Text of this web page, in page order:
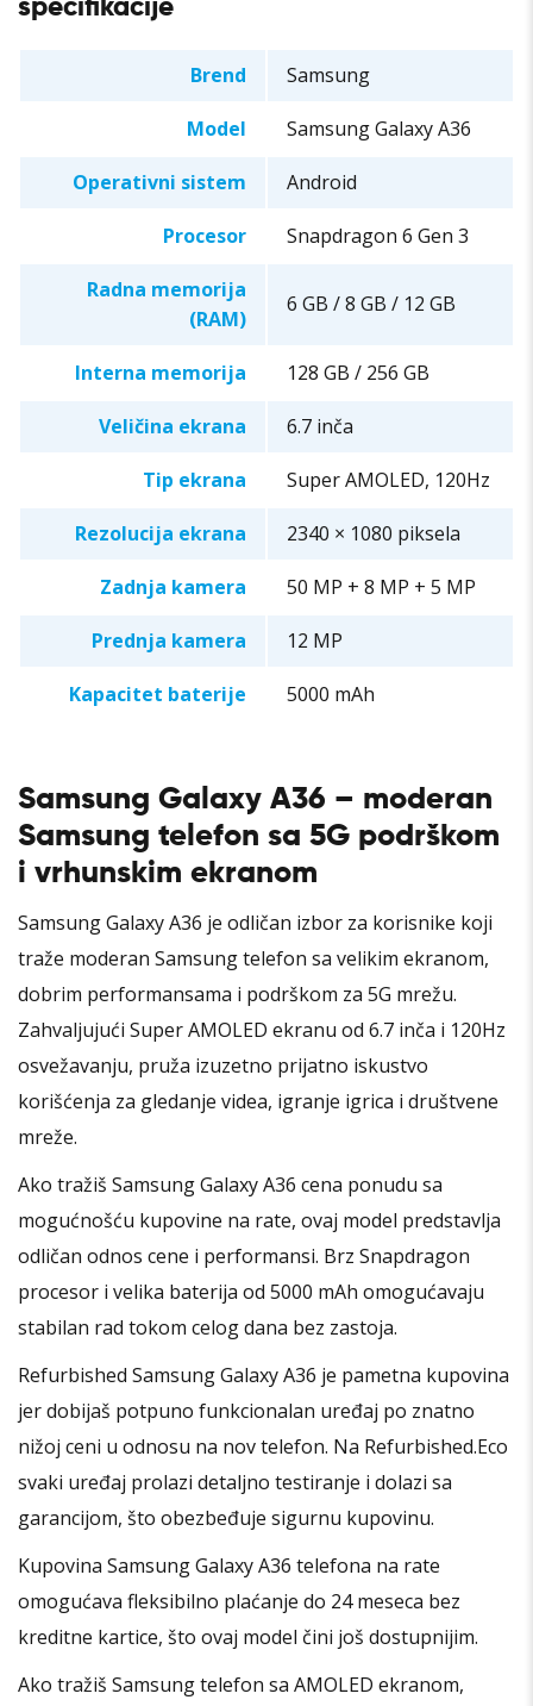
specifikacije
Brend Samsung
Model Samsung Galaxy A36
Operativni sistem Android
Procesor Snapdragon 6 Gen 3
Radna memorija
(RAM)
6 GB / 8 GB / 12 GB
Interna memorija 128 GB / 256 GB
Veličina ekrana 6.7 inča
Tip ekrana Super AMOLED, 120Hz
Rezolucija ekrana 2340 × 1080 piksela
Zadnja kamera 50 MP + 8 MP + 5 MP
Prednja kamera 12 MP
Kapacitet baterije 5000 mAh
Samsung Galaxy A36 – moderan
Samsung telefon sa 5G podrškom
i vrhunskim ekranom
Samsung Galaxy A36 je odličan izbor za korisnike koji
traže moderan Samsung telefon sa velikim ekranom,
dobrim performansama i podrškom za 5G mrežu.
Zahvaljujući Super AMOLED ekranu od 6.7 inča i 120Hz
osvežavanju, pruža izuzetno prijatno iskustvo
korišćenja za gledanje videa, igranje igrica i društvene
mreže.
Ako tražiš Samsung Galaxy A36 cena ponudu sa
mogućnošću kupovine na rate, ovaj model predstavlja
odličan odnos cene i performansi. Brz Snapdragon
procesor i velika baterija od 5000 mAh omogućavaju
stabilan rad tokom celog dana bez zastoja.
Refurbished Samsung Galaxy A36 je pametna kupovina
jer dobijaš potpuno funkcionalan uređaj po znatno
nižoj ceni u odnosu na nov telefon. Na Refurbished.Eco
svaki uređaj prolazi detaljno testiranje i dolazi sa
garancijom, što obezbeđuje sigurnu kupovinu.
Kupovina Samsung Galaxy A36 telefona na rate
omogućava fleksibilno plaćanje do 24 meseca bez
kreditne kartice, što ovaj model čini još dostupnijim.
Ako tražiš Samsung telefon sa AMOLED ekranom,